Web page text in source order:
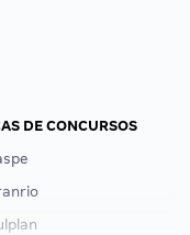
DE CONCURSOS